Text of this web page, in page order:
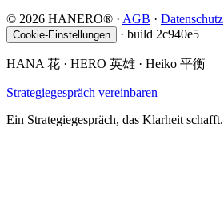
© 2026 HANERO® · AGB · Datenschutz
Cookie-Einstellungen · build 2c940e5
HANA 花 · HERO 英雄 · Heiko 平衡
Strategiegespräch vereinbaren
Ein Strategiegespräch, das Klarheit schafft.